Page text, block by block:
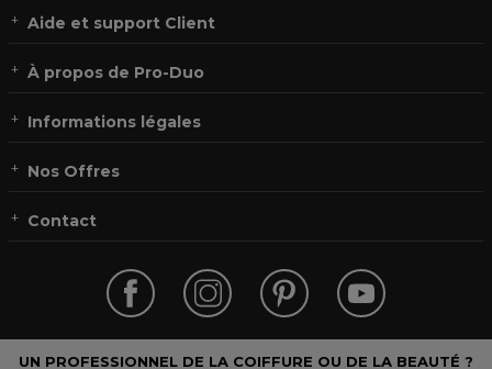
Aide et support Client
À propos de Pro-Duo
Informations légales
Nos Offres
Contact
UN PROFESSIONNEL DE LA COIFFURE OU DE LA BEAUTÉ ?